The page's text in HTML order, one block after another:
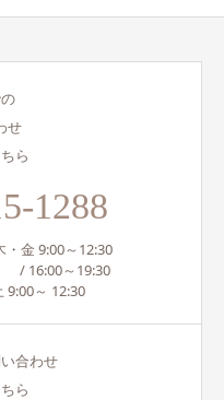
せ
ら
1288
・金 9:00～12:30
19:30
12:30
合わせ
ら